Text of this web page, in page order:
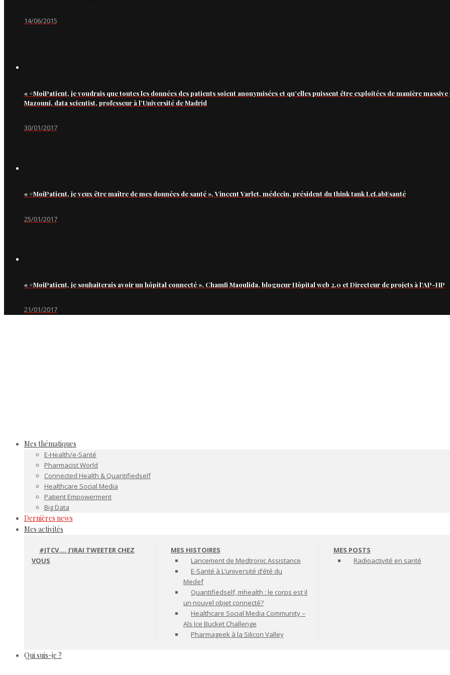
14/06/2015
« #MoiPatient, je voudrais que toutes les données des patients soient anonymisées et qu’elles puissent être exploitées de manière
Mazouni, data scientist, professeur à l’Université de Madrid
30/01/2017
« #MoiPatient, je veux être maître de mes données de santé », Vincent Varlet, médecin, président du think tank LeLabEsanté
25/01/2017
« #MoiPatient, je souhaiterais avoir un hôpital connecté », Chamfi Maoulida, blogueur Hôpital web 2.0 et Directeur de projets à l’AP-HP
21/01/2017
Mes thématiques
E-Health/e-Santé
Pharmacist World
Connected Health & Quantifiedself
Healthcare Social Media
Patient Empowerment
Big Data
Dernières news
Mes activités
#JTCV…. J’IRAI TWEETER CHEZ
VOUS
MES HISTOIRES
Lancement de Medtronic Assistance
E-Santé à L’université d’été du
Medef
Quantifiedself, mhealth : le corps est il
un nouvel objet connecté?
Healthcare Social Media Community –
Als Ice Bucket Challenge
Pharmageek à la Silicon Valley
MES POSTS
Radioactivité en santé
Qui suis-je ?